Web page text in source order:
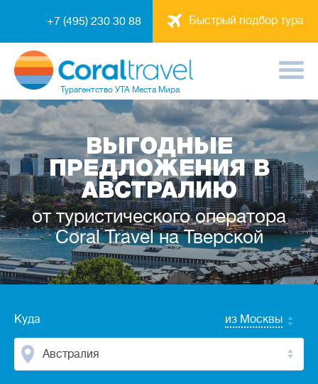
Быстрый подбор тура
+7 (495) 230 30 88
Турагентство УТА Места Мира
ВЫГОДНЫЕ
ПРЕДЛОЖЕНИЯ В
АВСТРАЛИЮ
от туристического оператора
Coral Travel на Тверской
Куда из Москвы
Австралия